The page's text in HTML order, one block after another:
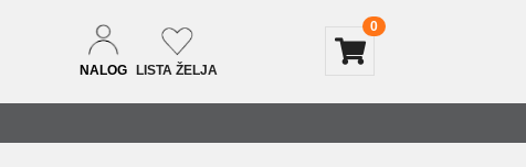
NALOG LISTA ŽELJA
0